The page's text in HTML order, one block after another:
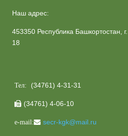
Наш адрес:
453350 Республика Башкортостан,
18
Тел: (34761) 4-31-31
 (34761) 4-06-10
e-mail: secr-kgk@mail.ru